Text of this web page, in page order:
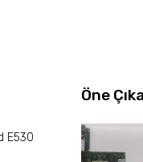
E530
Öne